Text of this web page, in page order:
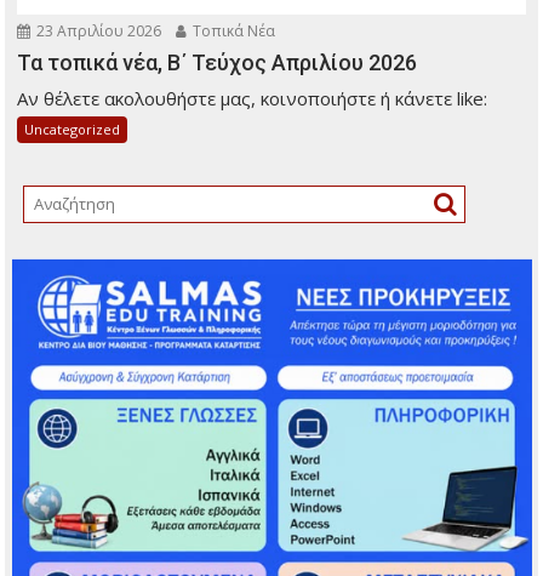
23 Απριλίου 2026 Τοπικά Νέα
Τα τοπικά νέα, Β΄ Τεύχος Απριλίου 2026
Αν θέλετε ακολουθήστε μας, κοινοποιήστε ή κάνετε like:
Uncategorized